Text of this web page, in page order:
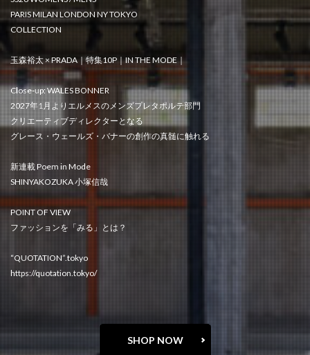
PARIS MILAN LONDON NY TOKYO
COLLECTION
玉森裕太 × PRADA｜特集10P｜IN THE MODE｜
Close-up: WALES BONNER
2027年1月よりエルメスのメンズプレタポルテ部門
クリエーティブディレクターとなる
グレース・ウェールズ・バナーの創作の真髄に触れる
新連載 Poem in Mode
SHINYAKOZUKA 小塚信哉
POINT OF VIEW
ファッションを「みる」とは？
“QUOTATION”.tokyo
https://quotation.tokyo/
SHOP NOW